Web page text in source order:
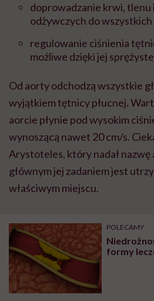
doprowadzanie krwi, tlenu
odżywczych do wszystkich
regulowanie ciśnienia
możliwe dzięki jej
Od aorty odchodzą wszystkie
wyjątkiem tętnicy płucnej.
aorcie płynie pod wysokim
wynoszącą nawet 20 cm/s.
Arystoteles, który nadał nazwę
głównym jej zadaniem jest
właściwym miejscu.
POLECAMY
formy